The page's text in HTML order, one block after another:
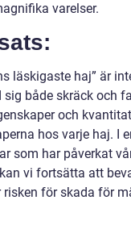
varelser.
läskigaste haj” är
sig både skräck och
och
hos varje haj. I
som har påverkat
vi fortsätta att
risken för skada för